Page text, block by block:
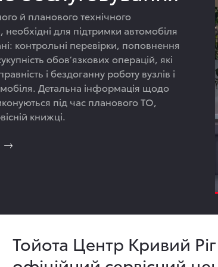
й планового технічного
необхідні для підтримки автомобіля
контрольні перевірки, поповнення
обов’язкових операцій, які
і бездоганну роботу вузлів і
Детальна інформація щодо
під час планового ТО,
книжці.
Тойота Центр Кривий